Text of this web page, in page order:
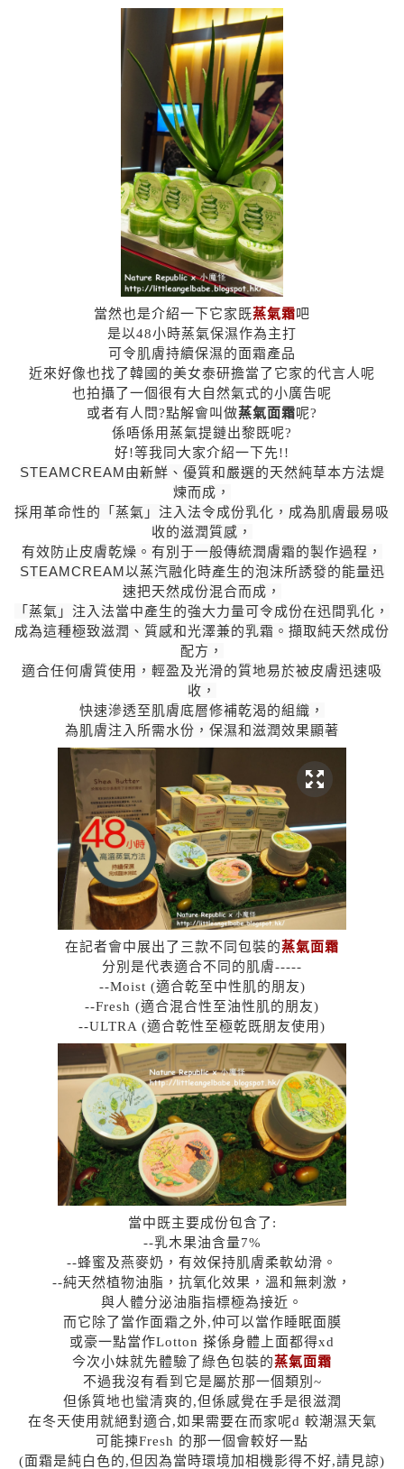
當然也是介紹一下它家既蒸氣霜吧
是以48小時蒸氣保濕作為主打
可令肌膚持續保濕的面霜產品
近來好像也找了韓國的美女泰研擔當了它家的代言人呢
也拍攝了一個很有大自然氣式的小廣告呢
或者有人問?點解會叫做蒸氣面霜呢?
係唔係用蒸氣提鏈出黎既呢?
好!等我同大家介紹一下先!!
STEAMCREAM由新鮮、優質和嚴選的天然純草本方法煶
煉而成，
採用革命性的「蒸氣」注入法令成份乳化，成為肌膚最易吸
收的滋潤質感，
有效防止皮膚乾燥。有別于一般傳統潤膚霜的製作過程，
STEAMCREAM以蒸汽融化時產生的泡沫所誘發的能量迅
速把天然成份混合而成，
「蒸氣」注入法當中產生的強大力量可令成份在迅間乳化，
成為這種極致滋潤、質感和光澤兼的乳霜。擷取純天然成份
配方，
適合任何膚質使用，輕盈及光滑的質地易於被皮膚迅速吸
收，
快速滲透至肌膚底層修補乾渴的組織，
為肌膚注入所需水份，保濕和滋潤效果顯著
在記者會中展出了三款不同包裝的蒸氣面霜
分別是代表適合不同的肌膚-----
--Moist (適合乾至中性肌的朋友)
--Fresh (適合混合性至油性肌的朋友)
--ULTRA (適合乾性至極乾既朋友使用)
當中既主要成份包含了:
--乳木果油含量7%
--蜂蜜及燕麥奶，有效保持肌膚柔軟幼滑。
--純天然植物油脂，抗氧化效果，溫和無刺激，
與人體分泌油脂指標極為接近。
而它除了當作面霜之外,仲可以當作睡眠面膜
或豪一點當作Lotton 搽係身體上面都得xd
今次小妹就先體驗了綠色包裝的蒸氣面霜
不過我沒有看到它是屬於那一個類別~
但係質地也蠻清爽的,但係感覺在手是很滋潤
在冬天使用就絕對適合,如果需要在而家呢d 較潮濕天氣
可能揀Fresh 的那一個會較好一點
(面霜是純白色的,但因為當時環境加相機影得不好,請見諒)